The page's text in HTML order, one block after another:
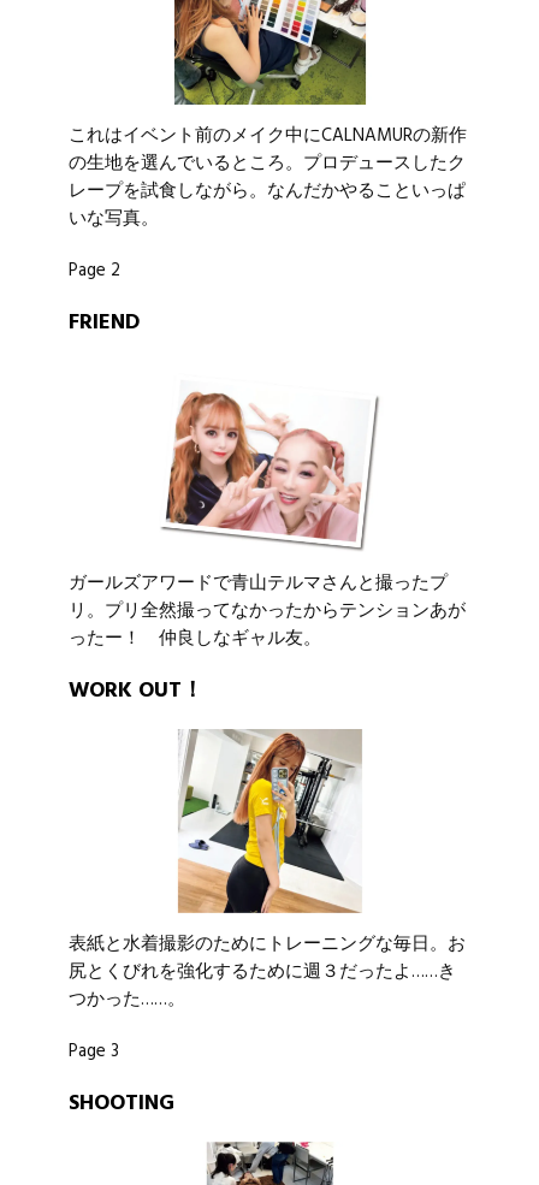
これはイベント前のメイク中にCALNAMURの新作
の生地を選んでいるところ。プロデュースしたク
レープを試食しながら。なんだかやることいっぱ
いな写真。
Page 2
FRIEND
ガールズアワードで青山テルマさんと撮ったプ
リ。プリ全然撮ってなかったからテンションあが
ったー！ 仲良しなギャル友。
WORK OUT！
表紙と水着撮影のためにトレーニングな毎日。お
尻とくびれを強化するために週３だったよ……き
つかった……。
Page 3
SHOOTING